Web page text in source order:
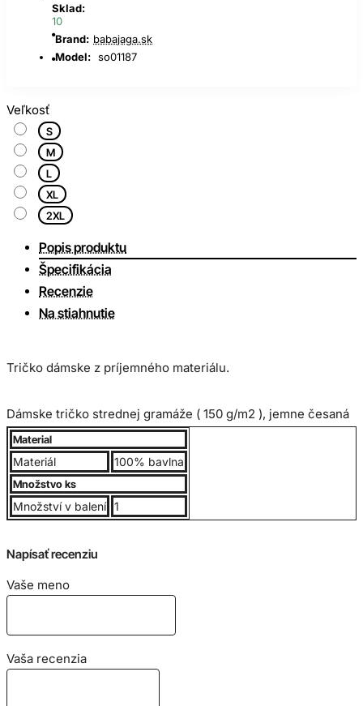
Sklad:
10
Brand: babajaga.sk
Model: so01187
Veľkosť
S
M
L
XL
2XL
Popis produktu
Špecifikácia
Recenzie
Na stiahnutie
Tričko dámske z príjemného materiálu.
Dámske tričko strednej gramáže ( 150 g/m2 ), jemne česaná
100% bavlna, krátke rukávy, lem okolo krku.
Veľkostná tabuľka:
Material
Materiál 100% bavlna
Množstvo ks
Množství v balení 1
Napísať recenziu
Vaše meno
Vaša recenzia